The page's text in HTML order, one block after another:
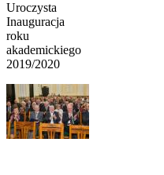
Uroczysta
Inauguracja
roku
akademickiego
2019/2020